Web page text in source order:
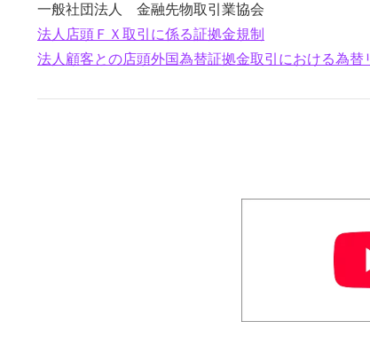
一般社団法人 金融先物取引業協会
法人店頭ＦＸ取引に係る証拠金規制
法人顧客との店頭外国為替証拠金取引における為替